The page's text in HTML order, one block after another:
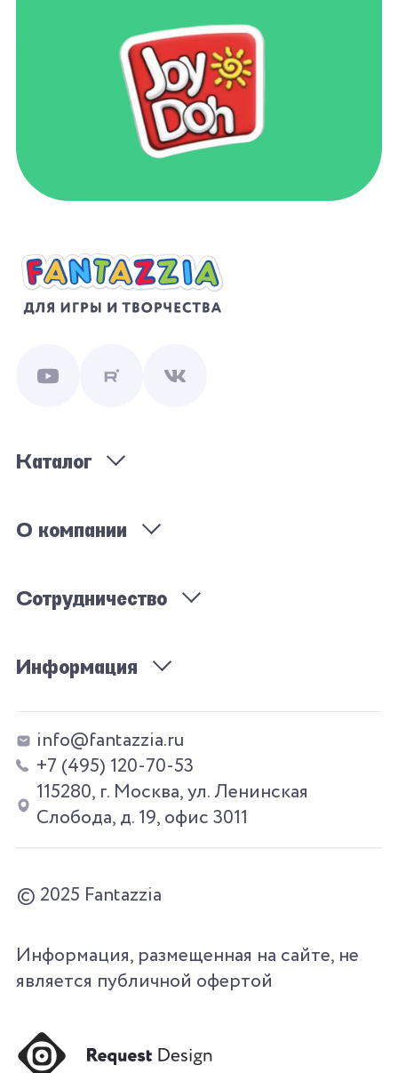
Каталог
О компании
Сотрудничество
Информация
info@fantazzia.ru
+7 (495) 120-70-53
115280, г. Москва, ул. Ленинская
Слобода, д. 19, офис 3011
© 2025 Fantazzia
Информация, размещенная на сайте, не
является публичной офертой